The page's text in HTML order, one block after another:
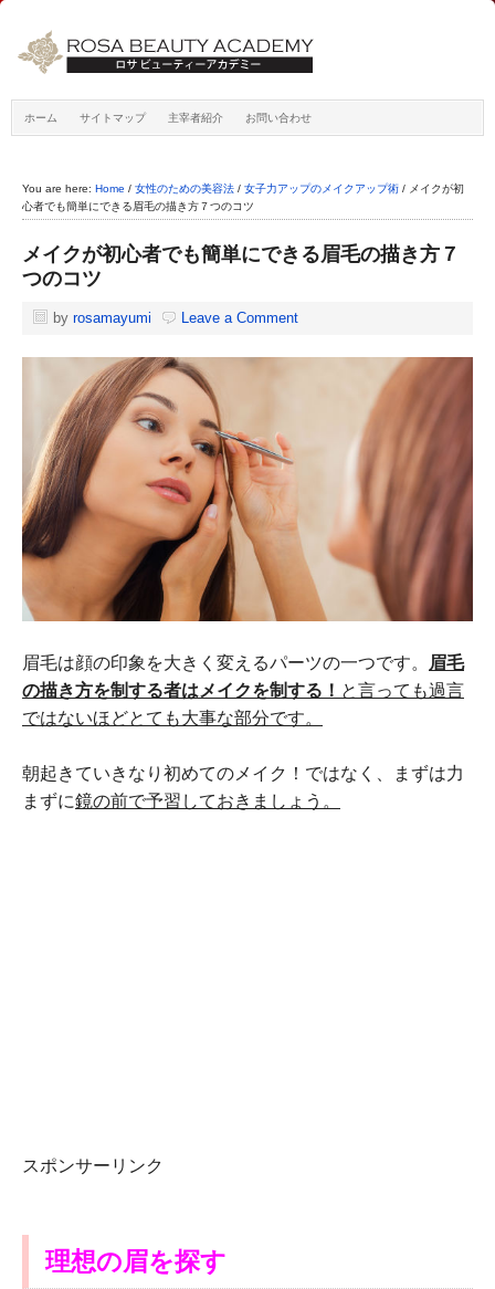
ホーム サイトマップ 主宰者紹介 お問い合わせ
You are here: Home / 女性のための美容法 / 女子力アップのメイクアップ術 / メイクが初
心者でも簡単にできる眉毛の描き方７つのコツ
メイクが初心者でも簡単にできる眉毛の描き方７
つのコツ
by rosamayumi Leave a Comment
眉毛は顔の印象を大きく変えるパーツの一つです。
眉毛
の描き方を制する者はメイクを制する！ と言っても過言
ではないほどとても大事な部分です。
朝起きていきなり初めてのメイク！ではなく、まずは力
まずに鏡の前で予習しておきましょう。
スポンサーリンク
理想の眉を探す